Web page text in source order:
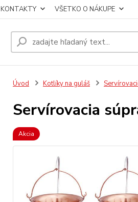
KONTAKTY VŠETKO O NÁKUPE
Úvod Kotlíky na guláš
Servírovacia
Akcia